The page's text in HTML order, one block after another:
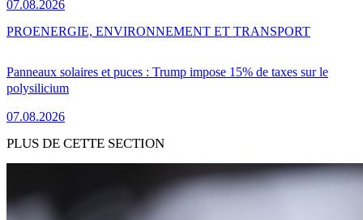
07.08.2026
Panneaux solaires et puces : Trump impose 15% de taxes sur le
polysilicium
07.08.2026
PROENERGIE, ENVIRONNEMENT ET TRANSPORT
PLUS DE CETTE SECTION